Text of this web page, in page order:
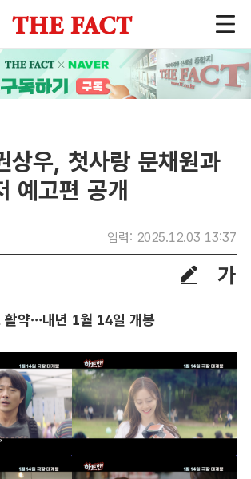
상우, 첫사랑 문채원과
예고편 공개
입력: 2025.12.03 13:37
활약…내년 1월 14일 개봉